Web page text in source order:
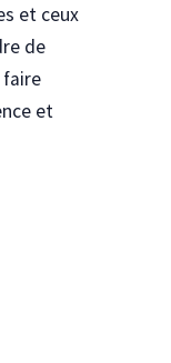
et ceux
de
faire
et